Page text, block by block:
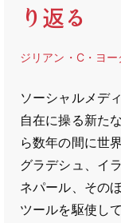
り返る
ジリアン・C・ヨー
ソーシャルメデ
自在に操る新た
ら数年の間に世
グラデシュ、イ
ネパール、その
ツールを駆使し